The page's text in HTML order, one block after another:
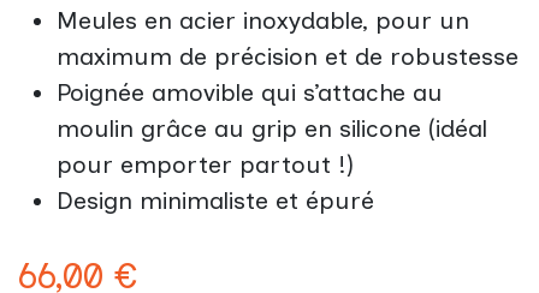
Meules en acier inoxydable, pour un
maximum de précision et de robustesse
Poignée amovible qui s’attache au
moulin grâce au grip en silicone (idéal
pour emporter partout !)
Design minimaliste et épuré
66,00 €